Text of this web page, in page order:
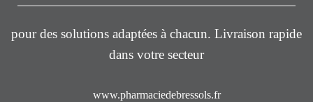
pour des solutions adaptées à chacun. Livraison rapide
dans votre secteur
www.pharmaciedebressols.fr